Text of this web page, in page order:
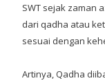
SWT sejak zaman
dari qadha atau
sesuai dengan
Artinya, Qadha